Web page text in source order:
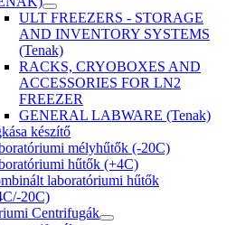
ULT FREEZERS - STORAGE
AND INVENTORY SYSTEMS
(Tenak)
RACKS, CRYOBOXES AND
ACCESSORIES FOR LN2
FREEZER
GENERAL LABWARE (Tenak)
készítő
mélyhűtők (-20C)
hűtők (+4C)
laboratóriumi hűtők
20C)
Centrifugák